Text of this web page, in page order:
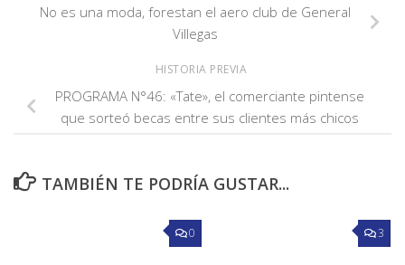
No es una moda, forestan el aero club de General
Villegas
HISTORIA PREVIA
PROGRAMA N°46: «Tate», el comerciante pintense
que sorteó becas entre sus clientes más chicos
TAMBIÉN TE PODRÍA GUSTAR...
0 3